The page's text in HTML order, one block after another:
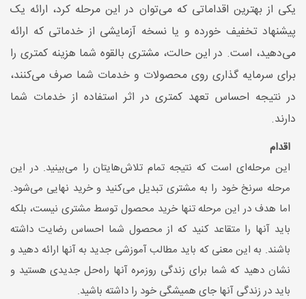
یکی از بهترین اقداماتی که می‌توان در این مرحله کرد، ارائه یک
پیشنهاد تخفیف خورده و یا نسخه آزمایشی از خدماتی که ارائه
می‌دهید، است. در این حالت، مشتری بالقوه شما هزینه کمتری را
برای سرمایه گذاری روی محصولات و خدمات شما صرف می‌کنند،
در نتیجه احساس تعهد کمتری در اثر استفاده از خدمات شما
دارند.
اقدام
این مرحله‌ای است که نتیجه تمام تلاش‌هایتان را می‌بینید. در این
مرحله سرنخ خود را به مشتری تبدیل می‌کنید و خرید نهایی می‌شود.
اما هدف در این مرحله تنها خرید محصول توسط مشتری نیست، بلکه
باید آنها را متقاعد کنید که از محصول شما احساس رضایت داشته
باشند. به این معنی که باید مطالب آموزشی جدید به آنها ارائه دهید و
نشان دهید که شما برای زندگی روزمره آنها راه‌حل جدیدی هستید و
باید در زندگی آنها جای همیشگی خود را داشته باشید.